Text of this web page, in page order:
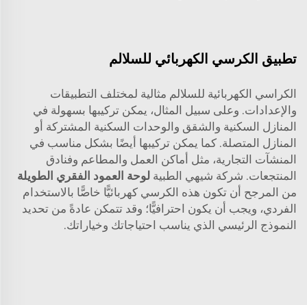
تطبيق الكرسي الكهربائي للسلالم
الكراسي الكهربائية للسلالم مثالية لمختلف التطبيقات
والإعدادات. وعلى سبيل المثال، يمكن تركيبها بسهولة في
المنازل السكنية والشقق والوحدات السكنية المشتركة أو
المنازل المتصلة. كما يمكن تركيبها أيضًا بشكل مناسب في
المنشآت التجارية، مثل أماكن العمل والمطاعم وفنادق
المنتجعات. شركة شيهي الطبية لوحة العمود الفقري الطويلة
من المرجح أن تكون هذه الكرسي كهربائيًّا خاصًّا بالاستخدام
الفردي، ويجب أن يكون احترافيًّا؛ وقد تتمكن عادةً من تحديد
النموذج الرئيسي الذي يناسب احتياجاتك وخياراتك.